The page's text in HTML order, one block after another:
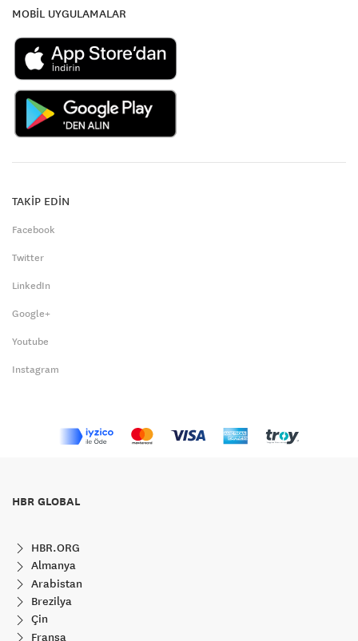
MOBİL UYGULAMALAR
TAKİP EDİN
Facebook
Twitter
LinkedIn
Google+
Youtube
Instagram
HBR GLOBAL
HBR.ORG
Almanya
Arabistan
Brezilya
Çin
Fransa